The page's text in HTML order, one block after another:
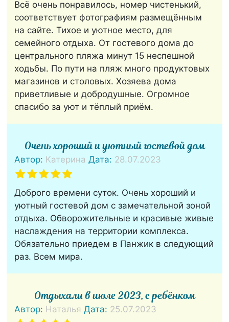
Всё очень понравилось, номер чистенький,
соответствует фотографиям размещённым
на сайте. Тихое и уютное место, для
семейного отдыха. От гостевого дома до
центрального пляжа минут 15 неспешной
ходьбы. По пути на пляж много продуктовых
магазинов и столовых. Хозяева дома
приветливые и добродушные. Огромное
спасибо за уют и тёплый приём.
Очень хороший и уютный гостевой дом
Автор: Катерина Дата: 28.07.2023
Доброго времени суток. Очень хороший и
уютный гостевой дом с замечательной зоной
отдыха. Обворожительные и красивые живые
наслаждения на территории комплекса.
Обязательно приедем в Панжик в следующий
раз. Всем мира.
Отдыхали в июле 2023, с ребёнком
Автор: Наталья Дата: 25.07.2023